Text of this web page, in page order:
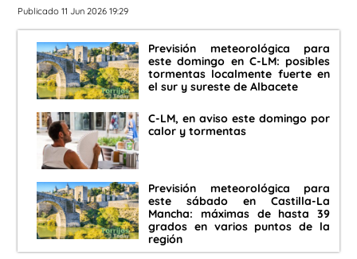
Publicado 11 Jun 2026 19:29
Previsión meteorológica para
este domingo en C-LM: posibles
tormentas localmente fuerte en
el sur y sureste de Albacete
C-LM, en aviso este domingo por
calor y tormentas
Previsión meteorológica para
este sábado en Castilla-La
Mancha: máximas de hasta 39
grados en varios puntos de la
región